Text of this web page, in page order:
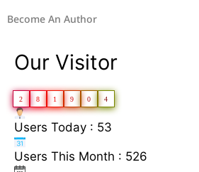
Become An Author
Our Visitor
2 8 1 9 0 4
Users Today : 53
Users This Month : 526